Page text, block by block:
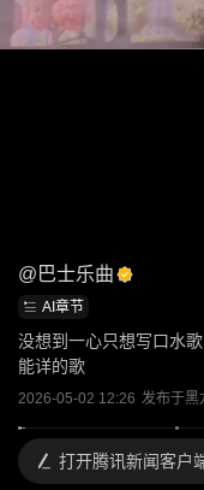
@ 巴士乐曲
AI章节
没想到一心只想写口水
能详的歌
2026-05-02 12:26 发布于黑
打开腾讯新闻客户